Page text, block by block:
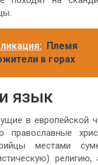
Племя
в горах
язык
в европейской
православные
местами
религию,